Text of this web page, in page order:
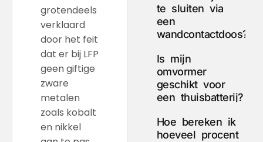
grotendeels
verklaard
door het feit
dat er bij LFP
geen giftige
zware
metalen
zoals kobalt
en nikkel
te sluiten via
een
wandcontactdoos?
Is mijn
omvormer
geschikt voor
een thuisbatterij?
Hoe bereken ik
hoeveel procent